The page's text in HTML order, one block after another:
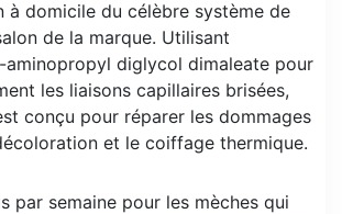
à domicile du célèbre système de
de la marque. Utilisant
aminopropyl diglycol dimaleate pour
les liaisons capillaires brisées,
conçu pour réparer les dommages
et le coiffage thermique.
par semaine pour les mèches qui